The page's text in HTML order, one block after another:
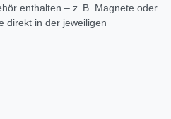
enthalten – z. B. Magnete oder
direkt in der jeweiligen